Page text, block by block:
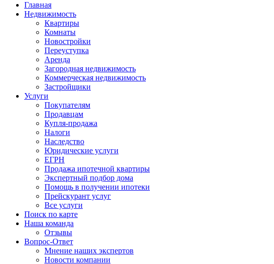
Главная
Недвижимость
Квартиры
Комнаты
Новостройки
Переуступка
Аренда
Загородная недвижимость
Коммерческая недвижимость
Застройщики
Услуги
Покупателям
Продавцам
Купля-продажа
Налоги
Наследство
Юридические услуги
ЕГРН
Продажа ипотечной квартиры
Экспертный подбор дома
Помощь в получении ипотеки
Прейскурант услуг
Все услуги
Поиск по карте
Наша команда
Отзывы
Вопрос-Ответ
Мнение наших экспертов
Новости компании